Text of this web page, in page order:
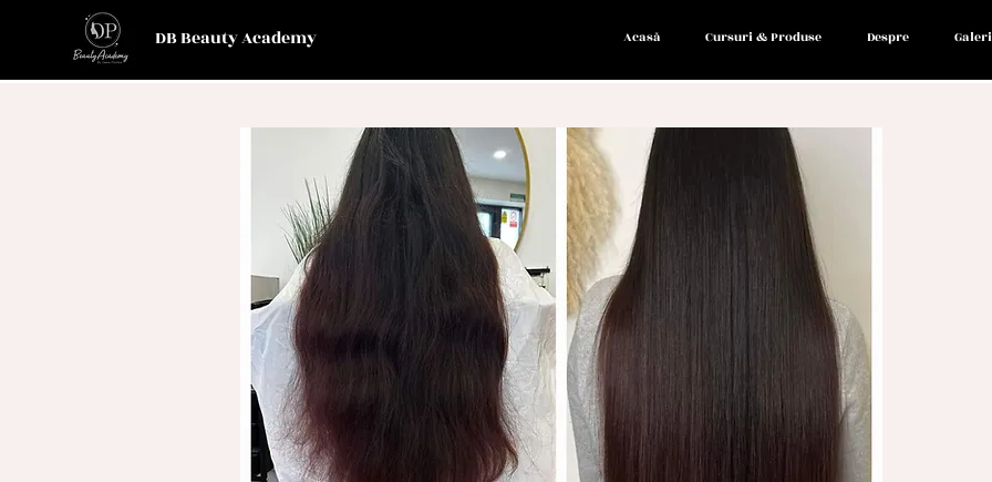
DB Beauty Academy Acasă Cursuri & Produse Despre